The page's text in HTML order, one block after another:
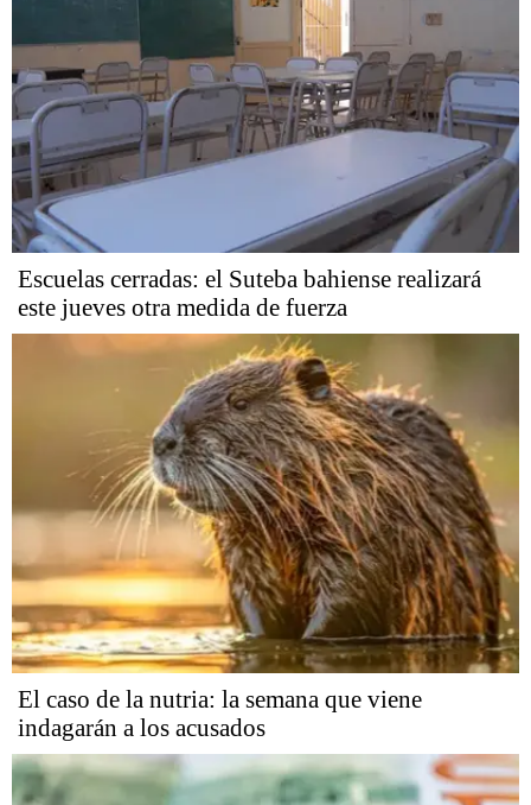
Escuelas cerradas: el Suteba bahiense realizará
este jueves otra medida de fuerza
El caso de la nutria: la semana que viene
indagarán a los acusados